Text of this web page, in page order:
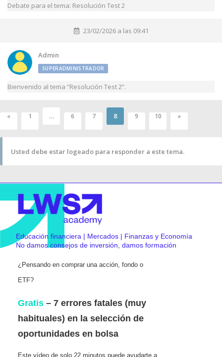
Debate para el tema: Resolución Test 2
23/02/2026 a las 09:41
Admin
SUPERADMINISTRADOR
Bienvenido al tema “Resolución Test 2”.
« 1 … 6 7 8 9 10 »
Usted debe estar logeado para responder a este tema.
Educación financiera | Mercados | Finanzas y Economía
No damos consejos de inversión, damos formación
¿Pensando en comprar una acción, fondo o
ETF?
Gratis – 7 errores fatales (muy
habituales) en la selección de
oportunidades en bolsa
Este vídeo de solo 22 minutos puede ayudarte a